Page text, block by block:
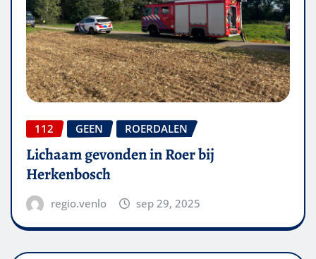
112 GEEN ROERDALEN
Lichaam gevonden in Roer bij
Herkenbosch
regio.venlo sep 29, 2025